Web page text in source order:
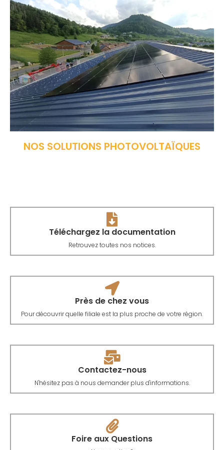
NOS SOLUTIONS PHOTOVOLTAÏQUES
Téléchargez la documentation
Retrouvez toutes nos notices.
Près de chez vous
Pour découvrir quelle filiale est la plus proche de votre région.
Contactez-nous
N'hésitez pas à nous demander plus d'informations.
Foire aux Questions